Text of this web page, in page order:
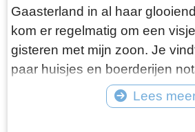
Gaasterland in al haar
kom er regelmatig om een
gisteren met mijn zoon. Je
paar huisjes en boerderijen
visrestaurants op steenworp
Er schijnt het jaar rond
Lees